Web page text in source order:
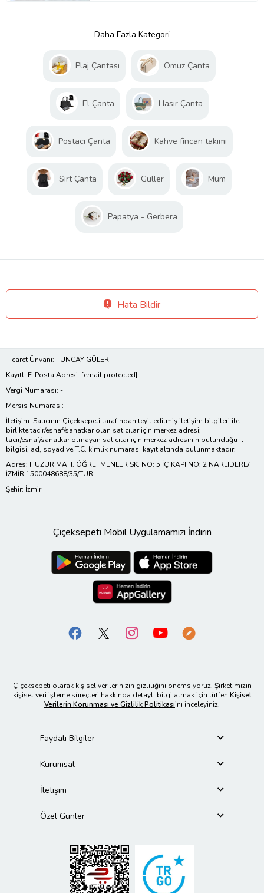
Daha Fazla Kategori
Plaj Çantası Omuz Çanta
El Çanta Hasır Çanta
Postacı Çanta Kahve fincan takımı
Sırt Çanta Güller Mum
Papatya - Gerbera
Hata Bildir
Ticaret Ünvanı: TUNCAY GÜLER
Kayıtlı E-Posta Adresi: [email protected]
Vergi Numarası: -
Mersis Numarası: -
İletişim: Satıcının Çiçeksepeti tarafından teyit edilmiş iletişim bilgileri ile
birlikte tacir/esnaf/sanatkar olan satıcılar için merkez adresi;
tacir/esnaf/sanatkar olmayan satıcılar için merkez adresinin bulunduğu il
bilgisi, ad, soyad ve T.C. kimlik numarası kayıt altında bulunmaktadır.
Adres: HUZUR MAH. ÖĞRETMENLER SK. NO: 5 İÇ KAPI NO: 2 NARLIDERE/
İZMİR 1500048688/35/TUR
Şehir: İzmir
Çiçeksepeti Mobil Uygulamamızı İndirin
Çiçeksepeti olarak kişisel verilerinizin gizliliğini önemsiyoruz. Şirketimizin
kişisel veri işleme süreçleri hakkında detaylı bilgi almak için lütfen Kişisel
Verilerin Korunması ve Gizlilik Politikası’nı inceleyiniz.
Faydalı Bilgiler
Kurumsal
İletişim
Özel Günler